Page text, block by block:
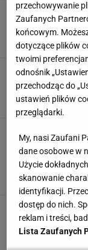
przechowywanie
Zaufanych
końcowym.
dotyczące plików
twoimi
odnośnik
przechodząc do
ustawień plików
przeglądarki.
My, nasi Zaufani
dane osobowe w
Użycie
skanowanie
identyfikacji.
dostęp do nich.
reklam i treści,
Lista Zaufanych